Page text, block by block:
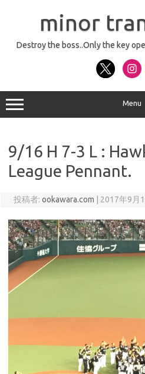
minor
Destroy the boss..Only the key
Menu
9/16 H 7-3 L :
League Pennant.
投稿者: ookawara.com 2017年9月